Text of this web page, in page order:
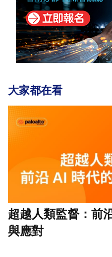
大家都在看
超越人類監督：前
與應對